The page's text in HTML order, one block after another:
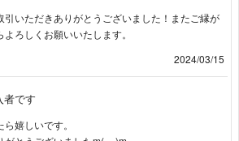
引いただきありがとうございました！またご縁が
ろしくお願いいたします。
2024/03/15
者です
嬉しいです。